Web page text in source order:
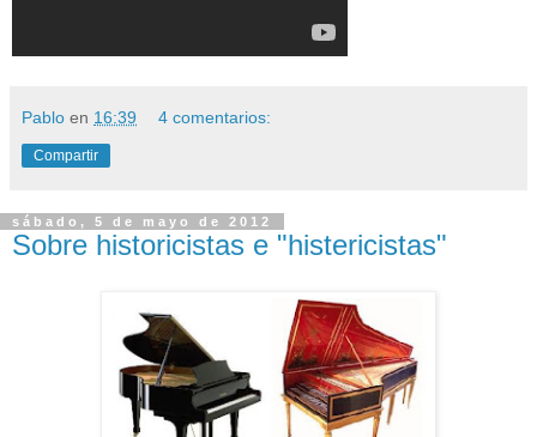
Pablo en 16:39 4 comentarios:
Compartir
sábado, 5 de mayo de 2012
Sobre historicistas e "histericistas"